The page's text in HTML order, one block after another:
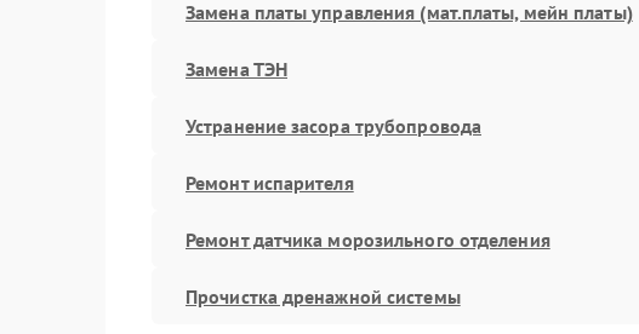
Замена платы управления (мат.платы, мейн платы)
Замена ТЭН
Устранение засора трубопровода
Ремонт испарителя
Ремонт датчика морозильного отделения
Прочистка дренажной системы